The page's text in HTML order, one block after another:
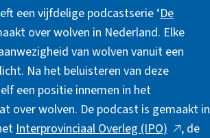
een vijfdelige podcastserie ‘De
over wolven in Nederland. Elke
van wolven vanuit een
Na het beluisteren van deze
een positie innemen in het
over wolven. De podcast is gemaakt in
Interprovinciaal Overleg (IPO)Deze, de